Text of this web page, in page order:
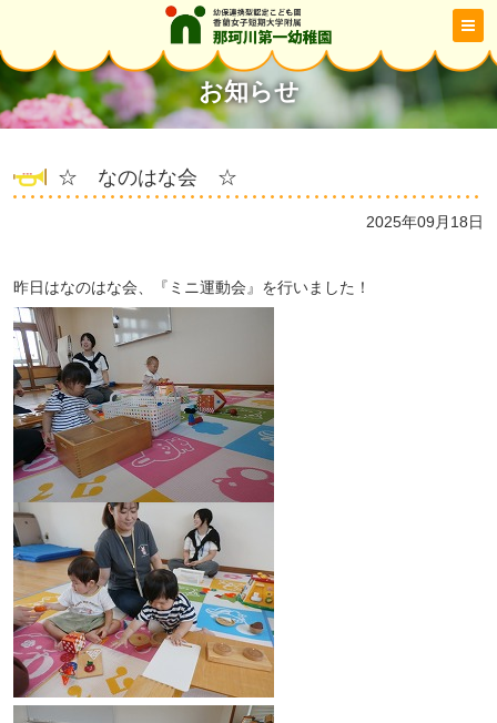
お知らせ
☆ なのはな会 ☆
2025年09月18日
昨日はなのはな会、『ミニ運動会』を行いました！